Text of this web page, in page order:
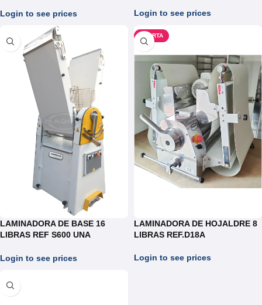
(TORTILLAS,AREPAS)
Login to see prices Login to see prices
LAMINADORA DE BASE 16
LIBRAS REF S600 UNA
Login to see prices
OFERTA
LAMINADORA DE HOJALDRE 8
LIBRAS REF.D18A
Login to see prices